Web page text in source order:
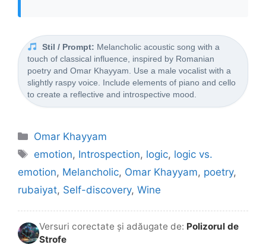
Stil / Prompt: Melancholic acoustic song with a
touch of classical influence, inspired by Romanian
poetry and Omar Khayyam. Use a male vocalist with a
slightly raspy voice. Include elements of piano and cello
to create a reflective and introspective mood.
Categorii
Omar Khayyam
Etichete
emotion, Introspection, logic, logic vs.
emotion, Melancholic, Omar Khayyam, poetry,
rubaiyat, Self-discovery, Wine
Versuri corectate și adăugate de: Polizorul de
Strofe